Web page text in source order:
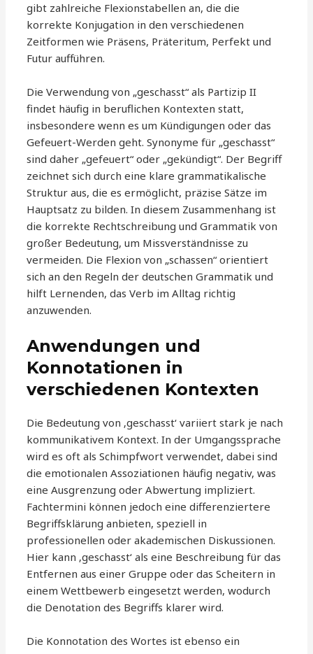
gibt zahlreiche Flexionstabellen an, die die
korrekte Konjugation in den verschiedenen
Zeitformen wie Präsens, Präteritum, Perfekt und
Futur aufführen.
Die Verwendung von „geschasst“ als Partizip II
findet häufig in beruflichen Kontexten statt,
insbesondere wenn es um Kündigungen oder das
Gefeuert-Werden geht. Synonyme für „geschasst“
sind daher „gefeuert“ oder „gekündigt“. Der Begriff
zeichnet sich durch eine klare grammatikalische
Struktur aus, die es ermöglicht, präzise Sätze im
Hauptsatz zu bilden. In diesem Zusammenhang ist
die korrekte Rechtschreibung und Grammatik von
großer Bedeutung, um Missverständnisse zu
vermeiden. Die Flexion von „schassen“ orientiert
sich an den Regeln der deutschen Grammatik und
hilft Lernenden, das Verb im Alltag richtig
anzuwenden.
Anwendungen und
Konnotationen in
verschiedenen Kontexten
Die Bedeutung von ‚geschasst‘ variiert stark je nach
kommunikativem Kontext. In der Umgangssprache
wird es oft als Schimpfwort verwendet, dabei sind
die emotionalen Assoziationen häufig negativ, was
eine Ausgrenzung oder Abwertung impliziert.
Fachtermini können jedoch eine differenziertere
Begriffsklärung anbieten, speziell in
professionellen oder akademischen Diskussionen.
Hier kann ‚geschasst‘ als eine Beschreibung für das
Entfernen aus einer Gruppe oder das Scheitern in
einem Wettbewerb eingesetzt werden, wodurch
die Denotation des Begriffs klarer wird.
Die Konnotation des Wortes ist ebenso ein